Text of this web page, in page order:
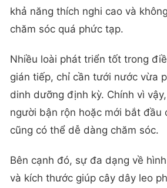
khả năng thích nghi cao và
chăm sóc quá phức tạp.
Nhiều loài phát triển tốt trong
gián tiếp, chỉ cần tưới nước vừa
dinh dưỡng định kỳ. Chính vì
người bận rộn hoặc mới bắt đầu
cũng có thể dễ dàng chăm sóc.
Bên cạnh đó, sự đa dạng về
và kích thước giúp cây dây leo